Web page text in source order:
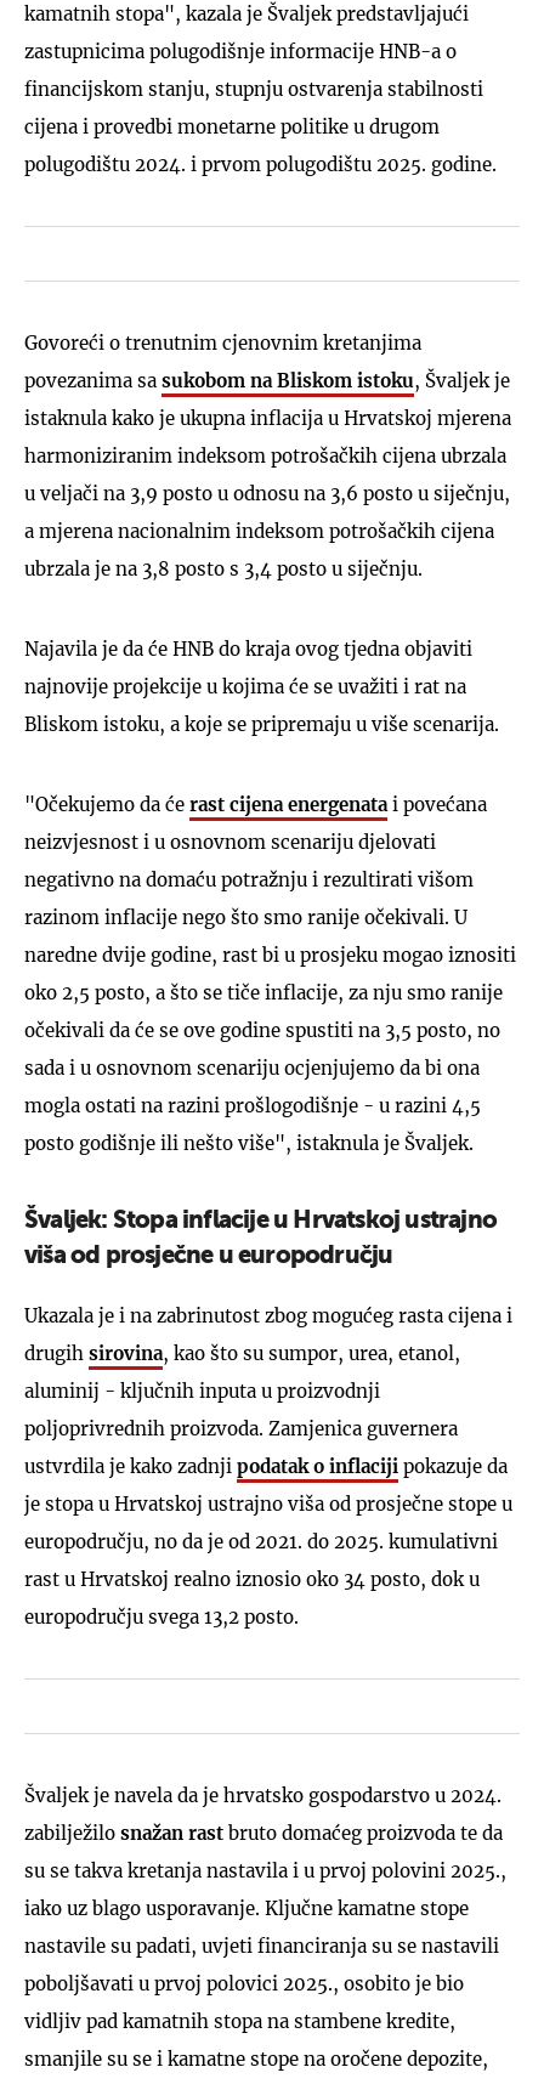
kamatnih stopa", kazala je Švaljek predstavljajući
zastupnicima polugodišnje informacije HNB-a o
financijskom stanju, stupnju ostvarenja stabilnosti
cijena i provedbi monetarne politike u drugom
polugodištu 2024. i prvom polugodištu 2025. godine.
Govoreći o trenutnim cjenovnim kretanjima
povezanima sa sukobom na Bliskom istoku, Švaljek je
istaknula kako je ukupna inflacija u Hrvatskoj mjerena
harmoniziranim indeksom potrošačkih cijena ubrzala
u veljači na 3,9 posto u odnosu na 3,6 posto u siječnju,
a mjerena nacionalnim indeksom potrošačkih cijena
ubrzala je na 3,8 posto s 3,4 posto u siječnju.
Najavila je da će HNB do kraja ovog tjedna objaviti
najnovije projekcije u kojima će se uvažiti i rat na
Bliskom istoku, a koje se pripremaju u više scenarija.
"Očekujemo da će rast cijena energenata i povećana
neizvjesnost i u osnovnom scenariju djelovati
negativno na domaću potražnju i rezultirati višom
razinom inflacije nego što smo ranije očekivali. U
naredne dvije godine, rast bi u prosjeku mogao iznositi
oko 2,5 posto, a što se tiče inflacije, za nju smo ranije
očekivali da će se ove godine spustiti na 3,5 posto, no
sada i u osnovnom scenariju ocjenjujemo da bi ona
mogla ostati na razini prošlogodišnje - u razini 4,5
posto godišnje ili nešto više", istaknula je Švaljek.
Švaljek: Stopa inflacije u Hrvatskoj ustrajno
viša od prosječne u europodručju
Ukazala je i na zabrinutost zbog mogućeg rasta cijena i
drugih sirovina, kao što su sumpor, urea, etanol,
aluminij - ključnih inputa u proizvodnji
poljoprivrednih proizvoda. Zamjenica guvernera
ustvrdila je kako zadnji podatak o inflaciji pokazuje da
je stopa u Hrvatskoj ustrajno viša od prosječne stope u
europodručju, no da je od 2021. do 2025. kumulativni
rast u Hrvatskoj realno iznosio oko 34 posto, dok u
europodručju svega 13,2 posto.
Švaljek je navela da je hrvatsko gospodarstvo u 2024.
zabilježilo snažan rast bruto domaćeg proizvoda te da
su se takva kretanja nastavila i u prvoj polovini 2025.,
iako uz blago usporavanje. Ključne kamatne stope
nastavile su padati, uvjeti financiranja su se nastavili
poboljšavati u prvoj polovici 2025., osobito je bio
vidljiv pad kamatnih stopa na stambene kredite,
smanjile su se i kamatne stope na oročene depozite,